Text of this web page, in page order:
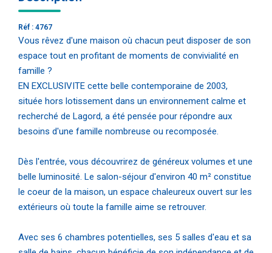
Réf : 4767
Vous rêvez d'une maison où chacun peut disposer de son
espace tout en profitant de moments de convivialité en
famille ?
EN EXCLUSIVITE cette belle contemporaine de 2003,
située hors lotissement dans un environnement calme et
recherché de Lagord, a été pensée pour répondre aux
besoins d'une famille nombreuse ou recomposée.
Dès l'entrée, vous découvrirez de généreux volumes et une
belle luminosité. Le salon-séjour d'environ 40 m² constitue
le coeur de la maison, un espace chaleureux ouvert sur les
extérieurs où toute la famille aime se retrouver.
Avec ses 6 chambres potentielles, ses 5 salles d'eau et sa